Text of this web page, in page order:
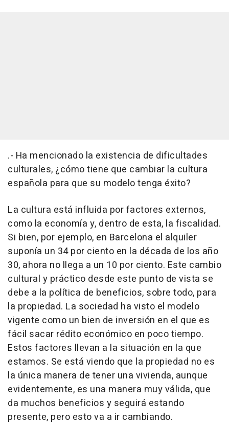
.- Ha mencionado la existencia de dificultades
culturales, ¿cómo tiene que cambiar la cultura
española para que su modelo tenga éxito?
La cultura está influida por factores externos,
como la economía y, dentro de esta, la fiscalidad.
Si bien, por ejemplo, en Barcelona el alquiler
suponía un 34 por ciento en la década de los año
30, ahora no llega a un 10 por ciento. Este cambio
cultural y práctico desde este punto de vista se
debe a la política de beneficios, sobre todo, para
la propiedad. La sociedad ha visto el modelo
vigente como un bien de inversión en el que es
fácil sacar rédito económico en poco tiempo.
Estos factores llevan a la situación en la que
estamos. Se está viendo que la propiedad no es
la única manera de tener una vivienda, aunque
evidentemente, es una manera muy válida, que
da muchos beneficios y seguirá estando
presente, pero esto va a ir cambiando.